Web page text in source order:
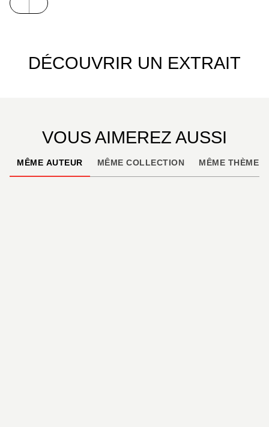
DÉCOUVRIR UN EXTRAIT
VOUS AIMEREZ AUSSI
MÊME AUTEUR MÊME COLLECTION MÊME THÈME